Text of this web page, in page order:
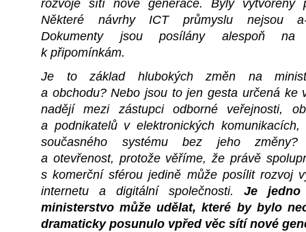
rozvoje sítí nové generace. Byly vytvořeny
Některé návrhy ICT průmyslu nejsou a-
Dokumenty jsou posílány alespoň na
k připomínkám.
Je to základ hlubokých změn na
a obchodu? Nebo jsou to jen gesta určená ke
nadějí mezi zástupci odborné veřejnosti,
a podnikatelů v elektronických
současného systému bez jeho
a otevřenost, protože věříme, že právě
s komerční sférou jedině může posílit rozvoj
internetu a digitální společnosti. Je jedno
ministerstvo může udělat, které by bylo
dramaticky posunulo vpřed věc sítí nové